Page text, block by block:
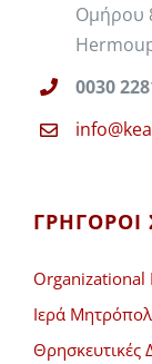
Ομήρου
0030
ΓΡΉΓΟΡΟΙ
Organizational
Ιερά
Θρησκευτικές